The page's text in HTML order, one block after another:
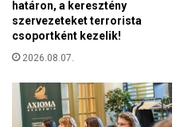
e
n
e
g
r
í
t
é
határon, a keresztény
szervezeteket terrorista
csoportként kezelik!
2026.08.07.